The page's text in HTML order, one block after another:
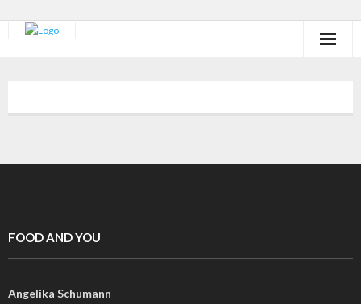
Leistungen
FOOD AND YOU
Angelika Schumann